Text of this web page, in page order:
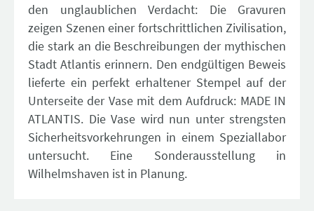
den unglaublichen Verdacht: Die Gravuren
zeigen Szenen einer fortschrittlichen Zivilisation,
die stark an die Beschreibungen der mythischen
Stadt Atlantis erinnern. Den endgültigen Beweis
lieferte ein perfekt erhaltener Stempel auf der
Unterseite der Vase mit dem Aufdruck: MADE IN
ATLANTIS. Die Vase wird nun unter strengsten
Sicherheitsvorkehrungen in einem Speziallabor
untersucht. Eine Sonderausstellung in
Wilhelmshaven ist in Planung.